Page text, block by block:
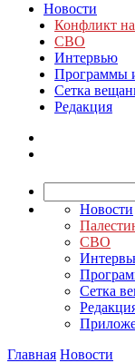
Новости
Конфликт
СВО
Интервью
Программы
Сетка
Редакция
Новости
СВО
Сетка
Главная Новости